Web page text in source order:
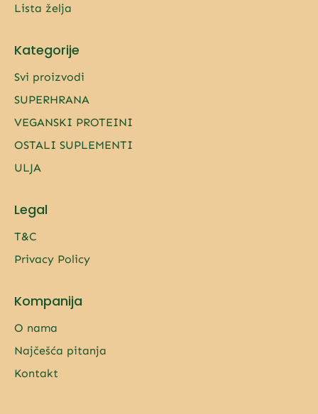
Lista želja
Kategorije
Svi proizvodi
SUPERHRANA
VEGANSKI PROTEINI
OSTALI SUPLEMENTI
ULJA
Legal
T&C
Privacy Policy
Kompanija
O nama
Najčešća pitanja
Kontakt